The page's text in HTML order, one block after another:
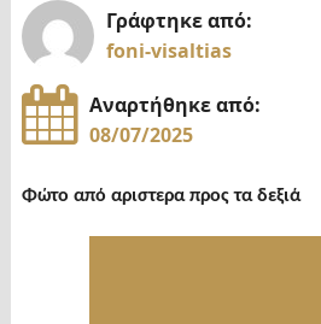
Γράφτηκε από:
foni-visaltias
Αναρτήθηκε από:
08/07/2025
Φώτο από αριστερα προς τα δεξιά